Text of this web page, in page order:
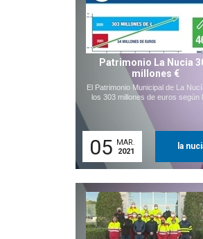
Patrimonio La Nucia
millones €
El Patrimonio Municipal de La
los 303 millones de euros según
05 MAR.
2021
la